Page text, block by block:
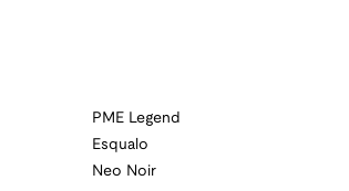
PME Legend
Esqualo
Neo Noir